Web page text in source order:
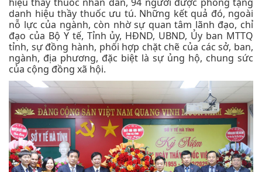
danh hiệu thầy thuốc ưu tú. Những kết quả đó, ngoài
nỗ lực của ngành, còn nhờ sự quan tâm lãnh đạo, chỉ
đạo của Bộ Y tế, Tỉnh ủy, HĐND, UBND, Ủy ban MTTQ
tỉnh, sự đồng hành, phối hợp chặt chẽ của các sở, ban,
ngành, địa phương, đặc biệt là sự ủng hộ, chung sức
của cộng đồng xã hội.